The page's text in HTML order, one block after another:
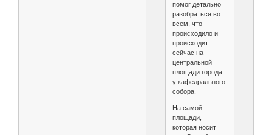
помог детально
разобраться во
всем, что
происходило и
происходит
сейчас на
центральной
площади города
у кафедрального
собора.
На самой
площади,
которая носит